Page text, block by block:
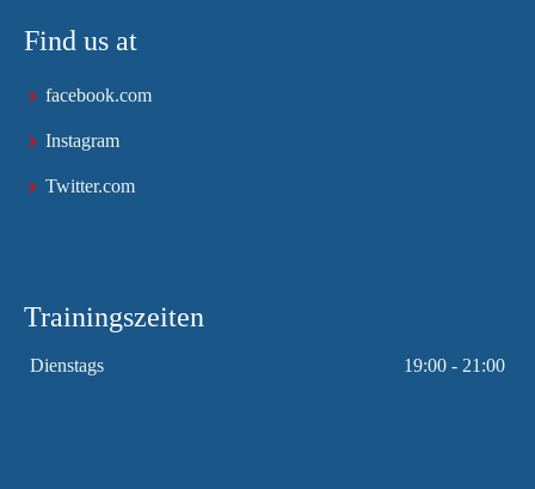
Find us at
facebook.com
Instagram
Twitter.com
Trainingszeiten
Dienstags 19:00 - 21:00